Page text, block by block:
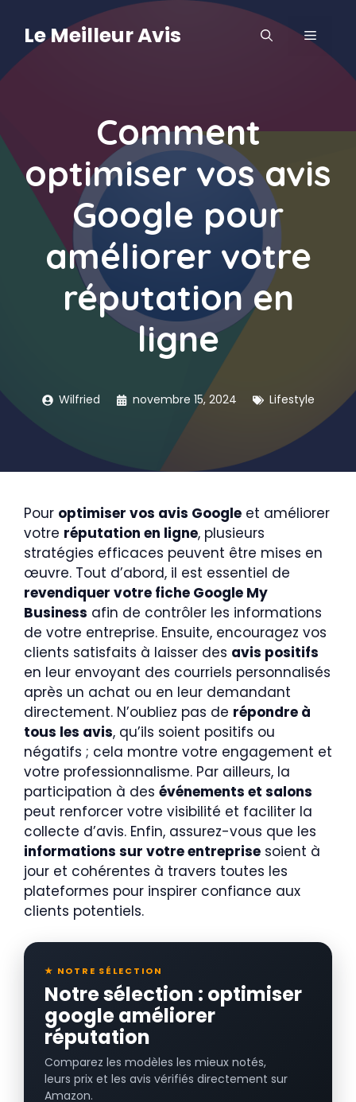
contenu
Le Meilleur Avis MENU
Comment
optimiser vos avis
Google pour
améliorer votre
réputation en
ligne
Wilfried novembre 15, 2024 Lifestyle
Pour optimiser vos avis Google et améliorer
votre réputation en ligne, plusieurs
stratégies efficaces peuvent être mises en
œuvre. Tout d’abord, il est essentiel de
revendiquer votre fiche Google My
Business afin de contrôler les informations
de votre entreprise. Ensuite, encouragez vos
clients satisfaits à laisser des avis positifs
en leur envoyant des courriels personnalisés
après un achat ou en leur demandant
directement. N’oubliez pas de répondre à
tous les avis, qu’ils soient positifs ou
négatifs ; cela montre votre engagement et
votre professionnalisme. Par ailleurs, la
participation à des événements et salons
peut renforcer votre visibilité et faciliter la
collecte d’avis. Enfin, assurez-vous que les
informations sur votre entreprise soient à
jour et cohérentes à travers toutes les
plateformes pour inspirer confiance aux
clients potentiels.
★ NOTRE SÉLECTION
Notre sélection : optimiser
google améliorer
réputation
Comparez les modèles les mieux notés,
leurs prix et les avis vérifiés directement sur
Amazon.